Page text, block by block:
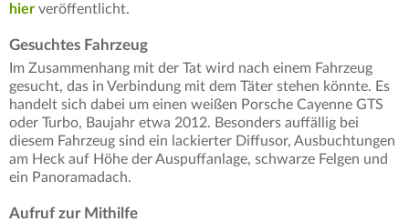
hier veröffentlicht.
Gesuchtes Fahrzeug
Im Zusammenhang mit der Tat wird nach einem Fahrzeug
gesucht, das in Verbindung mit dem Täter stehen könnte. Es
handelt sich dabei um einen weißen Porsche Cayenne GTS
oder Turbo, Baujahr etwa 2012. Besonders auffällig bei
diesem Fahrzeug sind ein lackierter Diffusor, Ausbuchtungen
am Heck auf Höhe der Auspuffanlage, schwarze Felgen und
ein Panoramadach.
Aufruf zur Mithilfe